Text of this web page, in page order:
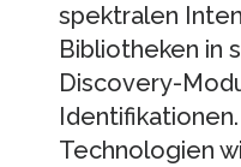
spektralen
Bibliotheken in
Discovery-
Technologien